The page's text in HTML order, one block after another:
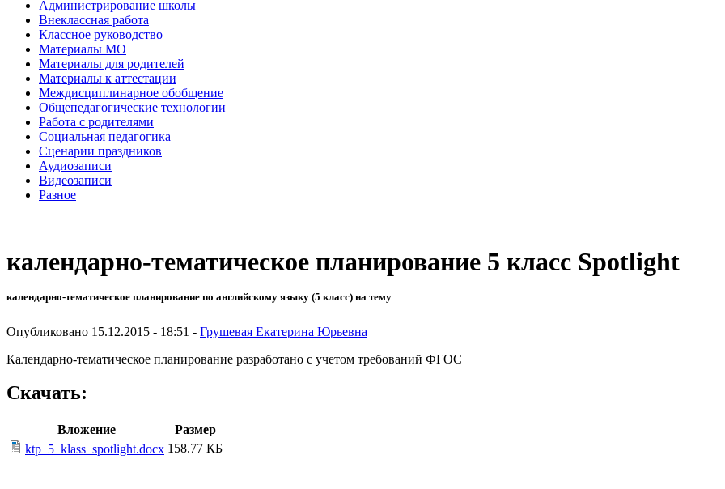
Администрирование школы
Внеклассная работа
Классное руководство
Материалы МО
Материалы для родителей
Материалы к аттестации
Междисциплинарное обобщение
Общепедагогические технологии
Работа с родителями
Социальная педагогика
Сценарии праздников
Аудиозаписи
Видеозаписи
Разное
календарно-тематическое планирование 5 класс Spotlight
календарно-тематическое планирование по английскому языку (5 класс) на тему
Опубликовано 15.12.2015 - 18:51 - Грушевая Екатерина Юрьевна
Календарно-тематическое планирование разработано с учетом требований ФГОС
Скачать:
Вложение
Размер
ktp_5_klass_spotlight.docx 158.77 КБ